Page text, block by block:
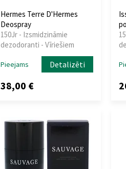
Hermes Terre D'Hermes
Deospray
150Jr - Izsmidzināmie
dezodoranti - Vīriešiem
Pieejams Detalizēti
38,00 €